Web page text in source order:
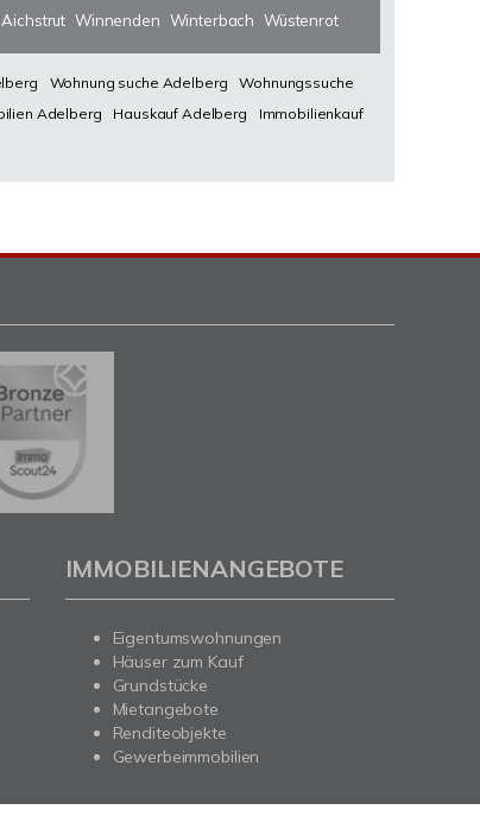
Winnenden Winterbach Wüstenrot
Wohnung suche Adelberg
Wohnungssuche
Adelberg Hauskauf Adelberg
Immobilienkauf
IMMOBILIENANGEBOTE
Eigentumswohnungen
Häuser zum Kauf
Grundstücke
Mietangebote
Renditeobjekte
Gewerbeimmobilien